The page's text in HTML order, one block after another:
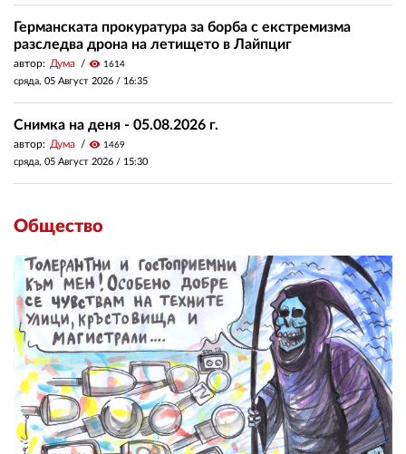
Германската прокуратура за борба с екстремизма
разследва дрона на летището в Лайпциг
автор: Дума visibility 1614
сряда, 05 Август 2026 / 16:35
Снимка на деня - 05.08.2026 г.
автор: Дума visibility 1469
сряда, 05 Август 2026 / 15:30
Общество